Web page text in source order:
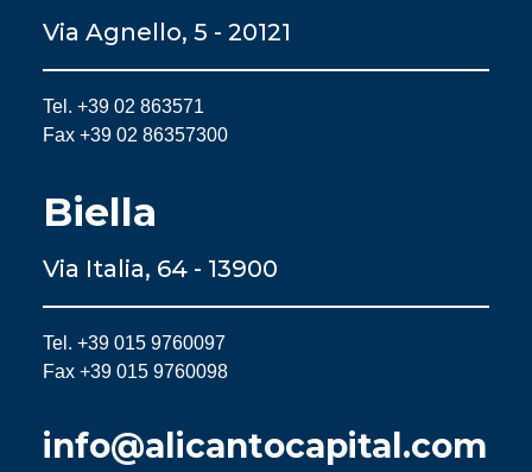
Via Agnello, 5 - 20121
Tel. +39 02 863571
Fax +39 02 86357300
Biella
Via Italia, 64 - 13900
Tel. +39 015 9760097
Fax +39 015 9760098
info@alicantocapital.com